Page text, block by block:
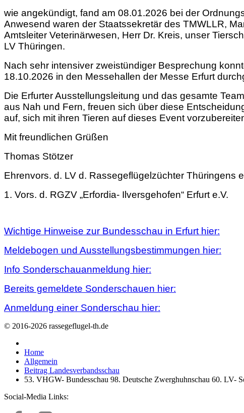
wie angekündigt, fand am 08.01.2026 bei der
Anwesend waren der Staatssekretär des TMWLLR,
Amtsleiter Veterinärwesen, Herr Dr. Kreis, unser
LV Thüringen.
Nach sehr intensiver zweistündiger Besprechung
18.10.2026 in den Messehallen der Messe Erfurt
Die Erfurter Ausstellungsleitung und das gesamte
aus Nah und Fern, freuen sich über diese
auf, sich mit ihren Tieren auf dieses Event
Mit freundlichen Grüßen
Thomas Stötzer
Ehrenvors. d. LV d. Rassegeflügelzüchter Thüringens
1. Vors. d. RGZV „Erfordia- Ilversgehofen“ Erfurt e.V.
Wichtige Hinweise zur Bundesschau in Erfurt hier:
Meldebogen und Ausstellungsbestimmungen hier:
Info Sonderschauanmeldung hier:
Bereits gemeldete Sonderschauen hier:
Anmeldung einer Sonderschau hier:
© 2016-2026 rassegeflugel-th.de
Home
Allgemein
Beitrag Landesverbandsschau
53. VHGW- Bundesschau 98. Deutsche Zwerghuhnschau 60. LV-
Social-Media Links: